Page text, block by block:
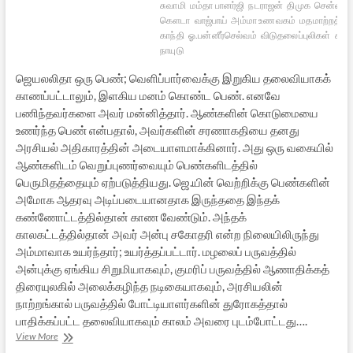
சுவாமி மம்தா பானர்ஜி நடராஜன் திமுக சென்னா
கௌடா வாஜ்பாய் அம்மா உணவகம் மதமாற்றத்
காந்தி ஓ.பன்னீர்செல்வம் விடுதலைப்புலிகள்
நாயுடு
ஜெயலலிதா ஒரு பெண்; வெளிப்பார்வைக்கு இறுகிய தலைவியாகக்
காணப்பட்டாலும், இளகிய மனம் கொண்ட பெண். எனவே
பணிந்தவர்களை அவர் மன்னித்தார். ஆண்களின் கொடுமையை
உணர்ந்த பெண் என்பதால், அவர்களின் சரணாகதியை தனது
அரசியல் அதிகாரத்தின் அடையாளமாக்கினார். அது ஒரு வகையில்
ஆண்களிடம் வெறுப்புணர்வையும் பெண்களிடத்தில்
பெருமிதத்தையும் ஏற்படுத்தியது. ஜெ.யின் வெற்றிக்கு பெண்களின்
அமோக ஆதரவு அடிப்படையானதாக இருந்ததை இந்தக்
கண்ணோட்டத்தில்தான் காண வேண்டும். அந்தக்
காலகட்டத்தில்தான் அவர் அன்பு சகோதரி என்ற நிலையிலிருந்து
அம்மாவாக உயர்ந்தார்; உயர்த்தப்பட்டார். மழலைப் பருவத்தில்
அன்புக்கு ஏங்கிய சிறுமியாகவும், குமரிப் பருவத்தில் ஆணாதிக்கத்
திரையுலகில் அலைக்கழிந்த நடிகையாகவும், அரசியலின்
நாற்றங்கால் பருவத்தில் போட்டியாளர்களின் துரோகத்தால்
பாதிக்கப்பட்ட தலைவியாகவும் காலம் அவரை புடம்போட்டது….
View Moreஜெயிக்கப்